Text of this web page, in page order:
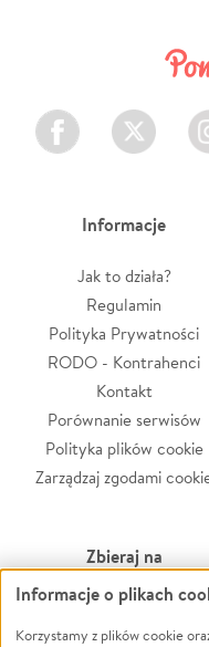
Facebook Twitter
Informacje
Jak to działa?
Regulamin
Polityka Prywatności
RODO - Kontrahenci
Kontakt
Porównanie serwisów
Polityka plików cookie
Zarządzaj zgodami
Zbieraj na
Leczenie
Zwierzęta
Informacje o plikach
Korzystamy z plików cookie